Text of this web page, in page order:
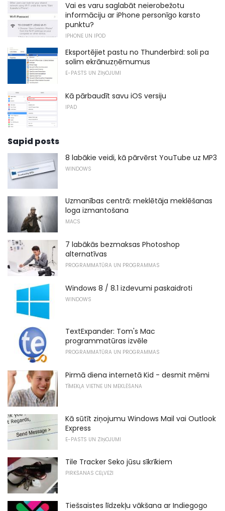
Vai es varu saglabāt neierobežotu
informāciju ar iPhone personīgo karsto
punktu?
IPHONE UN IPOD
Eksportējiet pastu no Thunderbird: soli pa
solim ekrānuzņēmumus
E-PASTS UN ZIŅOJUMI
Kā pārbaudīt savu iOS versiju
IPAD
Sapid posts
8 labākie veidi, kā pārvērst YouTube uz MP3
WINDOWS
Uzmanības centrā: meklētāja meklēšanas
loga izmantošana
MACS
7 labākās bezmaksas Photoshop
alternatīvas
PROGRAMMATŪRA UN PROGRAMMAS
Windows 8 / 8.1 izdevumi paskaidroti
WINDOWS
TextExpander: Tom's Mac
programmatūras izvēle
PROGRAMMATŪRA UN PROGRAMMAS
Pirmā diena internetā Kid - desmit mēmi
TĪMEKĻA VIETNE UN MEKLĒŠANA
Kā sūtīt ziņojumu Windows Mail vai Outlook
Express
E-PASTS UN ZIŅOJUMI
Tile Tracker Seko jūsu sīkrīkiem
PIRKŠANAS CEĻVEŽI
Tiešsaistes līdzekļu vākšana ar Indiegogo